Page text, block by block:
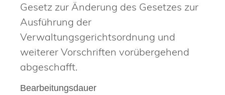
Gesetz zur Änderung des Gesetzes zur
Ausführung der
Verwaltungsgerichtsordnung und
weiterer Vorschriften vorübergehend
abgeschafft.
Bearbeitungsdauer